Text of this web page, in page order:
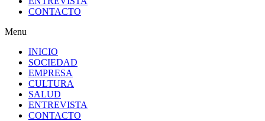
CONTACTO
Menu
INICIO
SOCIEDAD
EMPRESA
CULTURA
SALUD
ENTREVISTA
CONTACTO